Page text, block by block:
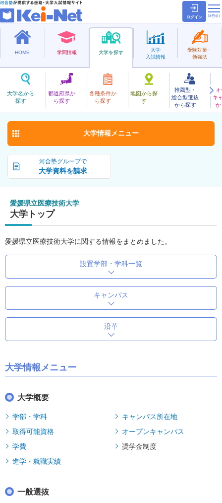
ログイン
HOME 学問情報 大学を探す
大学名から
探す
都道府県か
ら探す
各種条件か
ら探す
地図から探
す
推薦型・
総合型選抜
から探す
キ
か
大学
入試情報
受験対策・
勉強法
公立
えひめけんりついりょうぎじゅつ
愛媛県立医療技術大学 お気に入り
河合塾グループで
大学資料を請求
大学情報 メニュー
愛媛県立医療技術大学
大学トップ
愛媛県立医療技術大学に関する情報をまとめました。
設置学部・学科一覧
キャンパス
沿革
大学情報メニュー
大学概要
学部・学科
キャンパス所在地
取得可能資格
オープンキャンパス
学費
奨学金制度
進学・就職実績
一般選抜